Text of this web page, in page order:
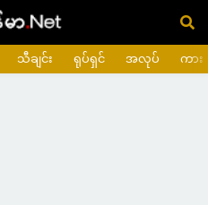
သီချင်း ရုပ်ရှင် အလုပ် ကား